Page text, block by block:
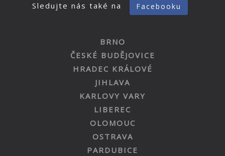
Sledujte nás také na Facebooku
BRNO
ČESKÉ BUDĚJOVICE
HRADEC KRÁLOVÉ
JIHLAVA
KARLOVY VARY
LIBEREC
OLOMOUC
OSTRAVA
PARDUBICE